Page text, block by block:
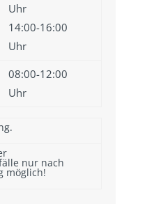
Uhr
14:00-16:00
Uhr
08:00-12:00
Uhr
nur nach
möglich!